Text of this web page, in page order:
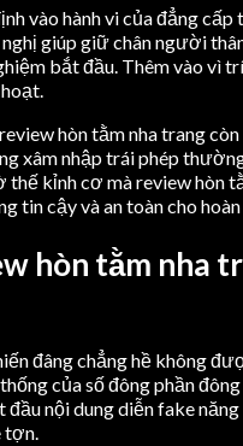
vào hành vi của đẳng
giúp giữ chân người
bắt đầu. Thêm vào vì
hòn tằm nha trang
xâm nhập trái phép
thế kỉnh cơ mà review hòn
tin cậy và an toàn cho
hòn tằm nha
đâng chẳng hề không
của số đông phần
nội dung diễn fake
tợn.